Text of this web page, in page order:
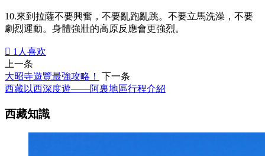
10.來到拉薩不要興奮，不要亂跑亂跳。不要立馬洗澡，不要
劇烈運動。身體強壯的高原反應會更強烈。
 1 人喜欢
上一条
大昭寺遊覽最強攻略！
下一条
西藏以西深度遊——阿裏地區行程介紹
西藏知識